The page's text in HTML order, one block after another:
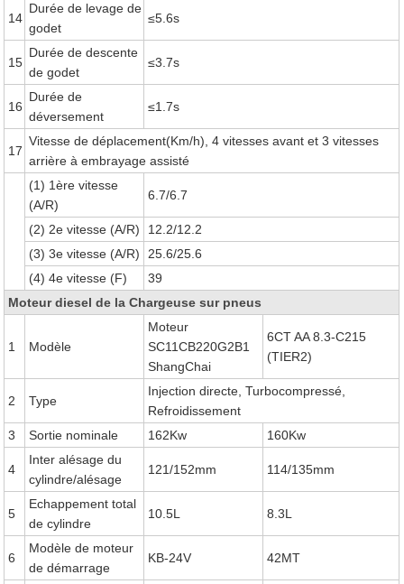
14
Durée de levage de
godet
≤5.6s
15
Durée de descente
de godet
≤3.7s
16
Durée de
déversement
≤1.7s
17
Vitesse de déplacement(Km/h), 4 vitesses avant et 3 vitesses
arrière à embrayage assisté
(1) 1ère vitesse
(A/R)
6.7/6.7
(2) 2e vitesse (A/R)
12.2/12.2
(3) 3e vitesse (A/R)
25.6/25.6
(4) 4e vitesse (F)
39
Moteur diesel de la Chargeuse sur pneus
1 Modèle
Moteur
SC11CB220G2B1
ShangChai
6CT AA 8.3-C215
(TIER2)
2 Type
Injection directe, Turbocompressé,
Refroidissement
3
Sortie nominale 162Kw 160Kw
4
Inter alésage du
cylindre/alésage
121/152mm 114/135mm
5
Echappement total
de cylindre
10.5L 8.3L
6
Modèle de moteur
de démarrage
KB-24V 42MT